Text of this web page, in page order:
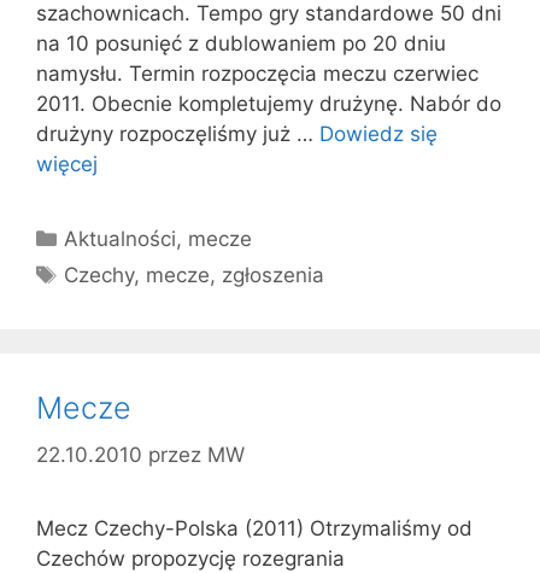
szachownicach. Tempo gry standardowe 50 dni
na 10 posunięć z dublowaniem po 20 dniu
namysłu. Termin rozpoczęcia meczu czerwiec
2011. Obecnie kompletujemy drużynę. Nabór do
drużyny rozpoczęliśmy już … Dowiedz się
więcej
Kategorie
Aktualności, mecze
Tagi
Czechy, mecze, zgłoszenia
Mecze
22.10.2010 przez MW
Mecz Czechy-Polska (2011) Otrzymaliśmy od
Czechów propozycję rozegrania